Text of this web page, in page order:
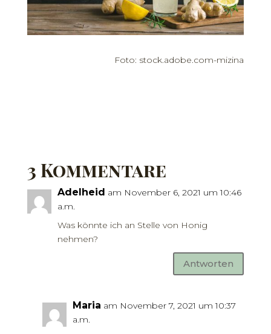
Foto: stock.adobe.com-mizina
3 Kommentare
Adelheid am November 6, 2021 um 10:46
a.m.
Was könnte ich an Stelle von Honig
nehmen?
Antworten
Maria am November 7, 2021 um 10:37
a.m.